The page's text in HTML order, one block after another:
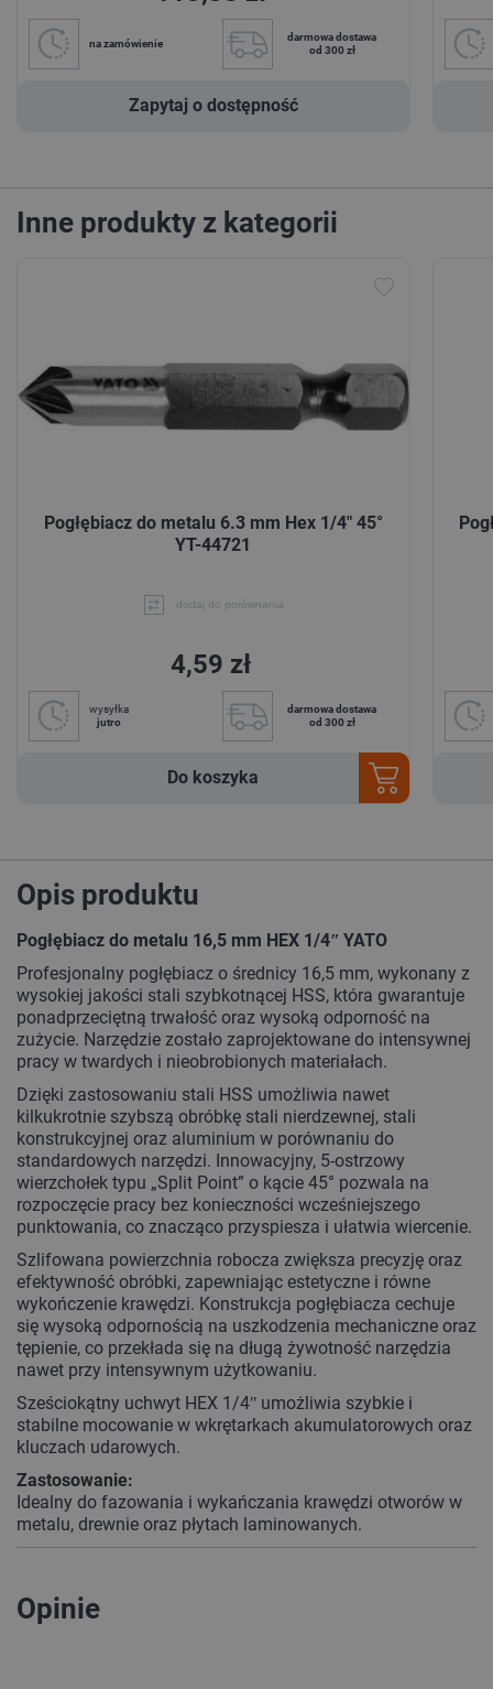
na zamówienie
darmowa dostawa
od 300 zł
Zapytaj o dostępność
Inne produkty z kategorii
Pogłębiacz do metalu 6.3 mm Hex 1/4" 45°
YT-44721
dodaj do porównania
4,59 zł
wysyłka
jutro
darmowa dostawa
od 300 zł
Do koszyka
Opis produktu
Pogłębiacz do metalu 16,5 mm HEX 1/4ʺ YATO
Profesjonalny pogłębiacz o średnicy 16,5 mm, wykonany z
wysokiej jakości stali szybkotnącej HSS, która gwarantuje
ponadprzeciętną trwałość oraz wysoką odporność na
zużycie. Narzędzie zostało zaprojektowane do intensywnej
pracy w twardych i nieobrobionych materiałach.
Dzięki zastosowaniu stali HSS umożliwia nawet
kilkukrotnie szybszą obróbkę stali nierdzewnej, stali
konstrukcyjnej oraz aluminium w porównaniu do
standardowych narzędzi. Innowacyjny, 5-ostrzowy
wierzchołek typu „Split Point” o kącie 45° pozwala na
rozpoczęcie pracy bez konieczności wcześniejszego
punktowania, co znacząco przyspiesza i ułatwia wiercenie.
Szlifowana powierzchnia robocza zwiększa precyzję oraz
efektywność obróbki, zapewniając estetyczne i równe
wykończenie krawędzi. Konstrukcja pogłębiacza cechuje
się wysoką odpornością na uszkodzenia mechaniczne oraz
tępienie, co przekłada się na długą żywotność narzędzia
nawet przy intensywnym użytkowaniu.
Sześciokątny uchwyt HEX 1/4ʺ umożliwia szybkie i
stabilne mocowanie w wkrętarkach akumulatorowych oraz
kluczach udarowych.
Zastosowanie:
Idealny do fazowania i wykańczania krawędzi otworów w
metalu, drewnie oraz płytach laminowanych.
Opinie